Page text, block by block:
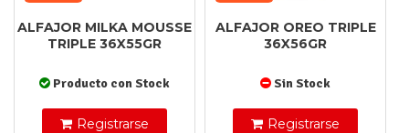
ALFAJOR MILKA MOUSSE
TRIPLE 36X55GR
Producto con Stock
Registrarse
ALFAJOR OREO TRIPLE
36X56GR
Sin Stock
Registrarse